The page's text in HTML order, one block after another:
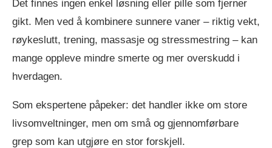
Det finnes ingen enkel løsning eller pille som fjerner
gikt. Men ved å kombinere sunnere vaner – riktig vekt,
røykeslutt, trening, massasje og stressmestring – kan
mange oppleve mindre smerte og mer overskudd i
hverdagen.
Som ekspertene påpeker: det handler ikke om store
livsomveltninger, men om små og gjennomførbare
grep som kan utgjøre en stor forskjell.